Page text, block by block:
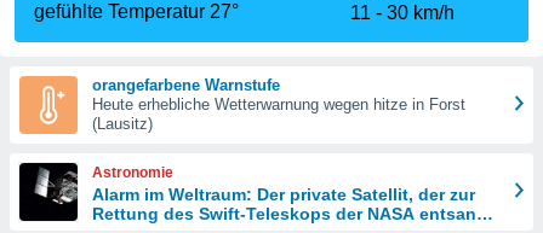
sind.
diese
gefühlte Temperatur 27°
11
30 km/h
orangefarbene Warnstufe
Heute erhebliche Wetterwarnung wegen hitze in Forst
(Lausitz)
Astronomie
Alarm im Weltraum: Der private Satellit, der zur
Rettung des Swift-Teleskops der NASA entsandt